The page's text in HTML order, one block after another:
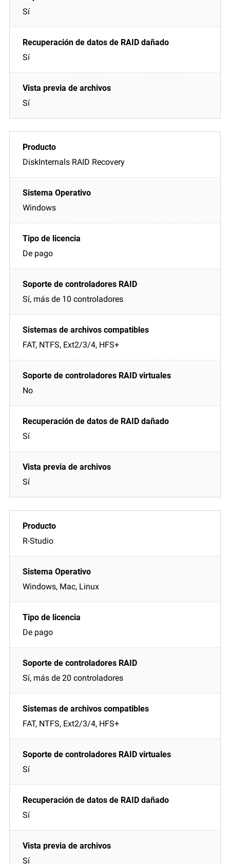
Sí
Sí
Sí
DiskInternals RAID Recovery
Windows
De pago
Sí, más de 10 controladores
FAT, NTFS, Ext2/3/4, HFS+
No
Sí
Sí
R-Studio
Windows, Mac, Linux
De pago
Sí, más de 20 controladores
FAT, NTFS, Ext2/3/4, HFS+
Sí
Sí
Sí